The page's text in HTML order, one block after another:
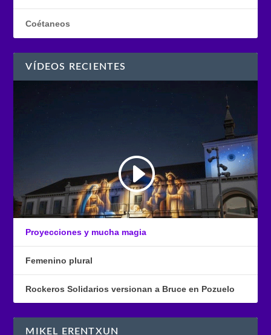
Coétaneos
VÍDEOS RECIENTES
Proyecciones y mucha magia
Femenino plural
Rockeros Solidarios versionan a Bruce en Pozuelo
MIKEL ERENTXUN